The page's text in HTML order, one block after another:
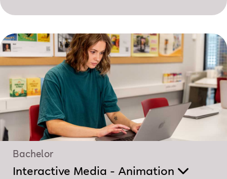
Bachelor
Interactive Media - Animation